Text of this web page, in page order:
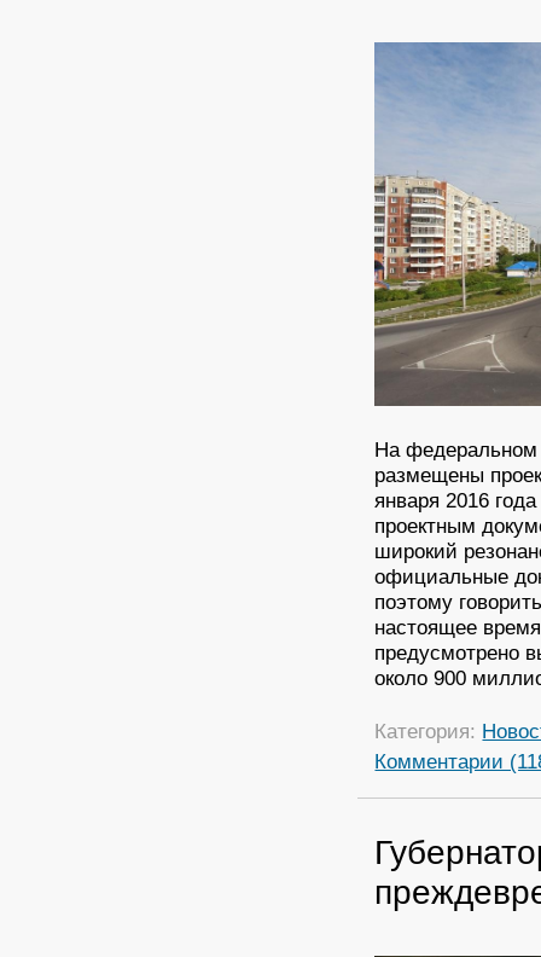
На федеральном
размещены
января 2016
проектным
широкий
официальные
поэтому
настоящее
предусмотрено
около 900
Категория:
Комментарии